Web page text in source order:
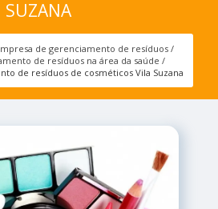
SUZANA
de gerenciamento de resíduos
de resíduos na área da saúde
de resíduos de cosméticos Vila Suzana